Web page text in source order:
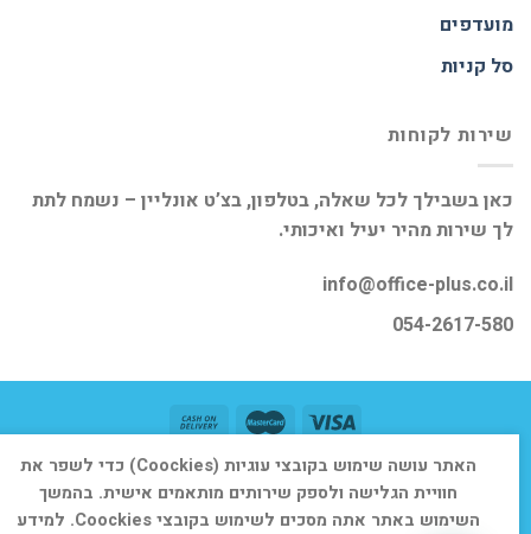
מועדפים
סל קניות
שירות לקוחות
כאן בשבילך לכל שאלה, בטלפון, בצ’ט אונליין – נשמח לתת
לך שירות מהיר יעיל ואיכותי.
info@office-plus.co.il
054-2617-580
דף הבית אודות חנות יצירת קשר
כל הזכויות שמורות 2026 © אופיס פלוס
האתר עושה שימוש בקובצי עוגיות (Coockies) כדי לשפר את
חוויית הגלישה ולספק שירותים מותאמים אישית. בהמשך
השימוש באתר אתה מסכים לשימוש בקובצי Coockies. למידע